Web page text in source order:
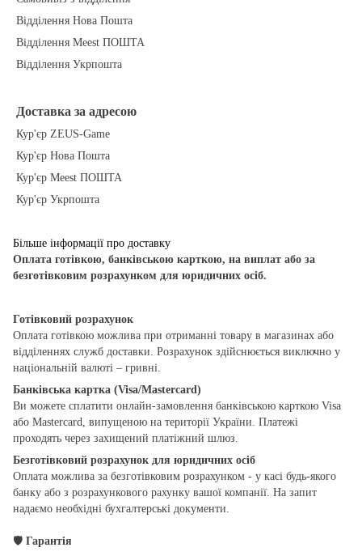
Відділення Нова Пошта
Відділення Meest ПОШТА
Відділення Укрпошта
Доставка за адресою
Кур'єр ZEUS-Game
Кур'єр Нова Пошта
Кур'єр Meest ПОШТА
Кур'єр Укрпошта
Більше інформації про доставку
Оплата готівкою, банківською карткою, на виплат або за
безготівковим розрахунком для юридичних осіб.
Готівковий розрахунок
Оплата готівкою можлива при отриманні товару в магазинах або
відділеннях служб доставки. Розрахунок здійснюється виключно у
національній валюті – гривні.
Банківська картка (Visa/Mastercard)
Ви можете сплатити онлайн-замовлення банківською карткою Visa
або Mastercard, випущеною на території України. Платежі
проходять через захищений платіжний шлюз.
Безготівковий розрахунок для юридичних осіб
Оплата можлива за безготівковим розрахунком - у касі будь-якого
банку або з розрахункового рахунку вашої компанії. На запит
надаємо необхідні бухгалтерські документи.
🛡 Гарантія